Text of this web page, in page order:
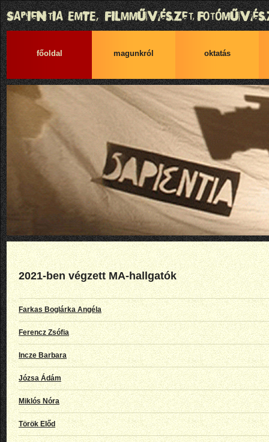
főoldal magunkról oktatás
2021-ben végzett MA-hallgatók
Farkas Boglárka Angéla
Ferencz Zsófia
Incze Barbara
Józsa Ádám
Miklós Nóra
Török Előd